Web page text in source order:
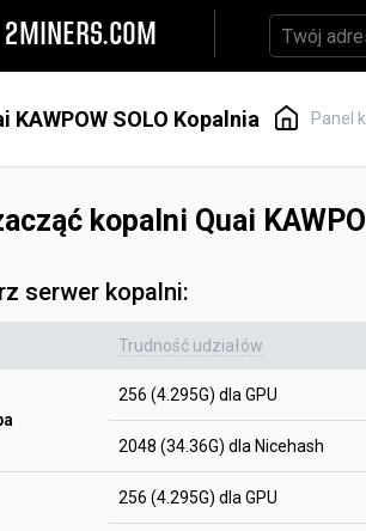
2MINERS.COM
KAWPOW SOLO Kopalnia Panel
kopalni Quai
serwer kopalni:
Trudność udziałów
256 (4.295G) dla GPU
2048 (34.36G) dla Nicehash
256 (4.295G) dla GPU